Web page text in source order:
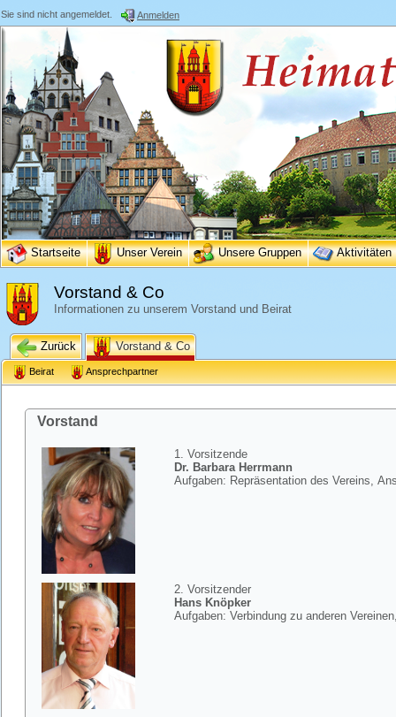
Sie sind nicht angemeldet. Anmelden
Startseite Unser Verein Unsere Gruppen Aktivitäten
Vorstand & Co
Informationen zu unserem Vorstand und Beirat
Zurück Vorstand & Co
Beirat Ansprechpartner
Vorstand
1. Vorsitzende
Dr. Barbara Herrmann
Aufgaben: Repräsentation des Vereins,
2. Vorsitzender
Hans Knöpker
Aufgaben: Verbindung zu anderen